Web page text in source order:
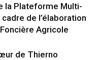
la Plateforme Multi-
de l’élaboration
Agricole
de Thierno